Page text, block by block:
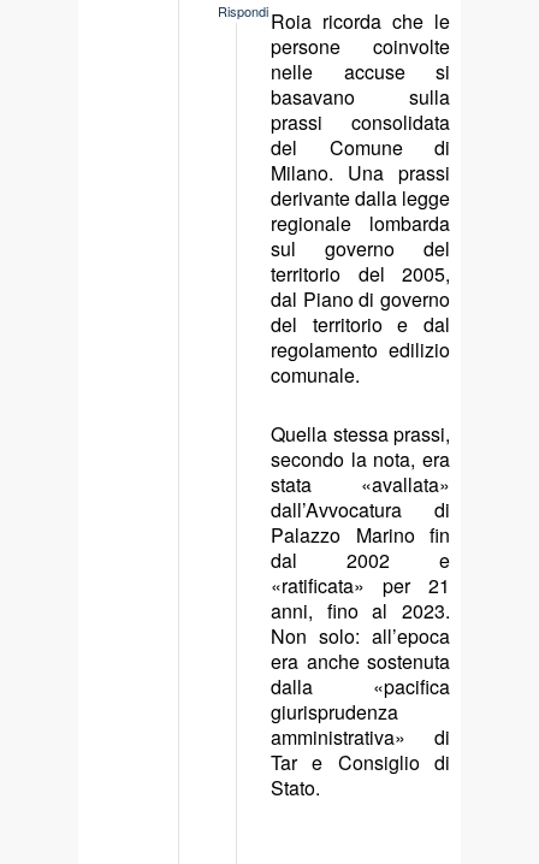
Roia ricorda che le
persone coinvolte
nelle accuse si
basavano sulla
prassi consolidata
del Comune di
Milano. Una prassi
derivante dalla legge
regionale lombarda
sul governo del
territorio del 2005,
dal Piano di governo
del territorio e dal
regolamento edilizio
comunale.
Quella stessa prassi,
secondo la nota, era
stata «avallata»
dall’Avvocatura di
Palazzo Marino fin
dal 2002 e
«ratificata» per 21
anni, fino al 2023.
Non solo: all’epoca
era anche sostenuta
dalla «pacifica
giurisprudenza
amministrativa» di
Tar e Consiglio di
Stato.
Rispondi